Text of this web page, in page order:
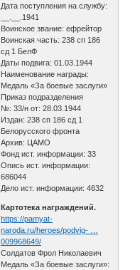
Дата поступления на службу:
__.__.1941
Воинское звание: ефрейтор
Воинская часть: 238 сп 186
сд 1 БелФ
Даты подвига: 01.03.1944
Наименование награды:
Медаль «За боевые заслуги»
Приказ подразделения
№: 33/н от: 28.03.1944
Издан: 238 сп 186 сд 1
Белорусского фронта
Архив: ЦАМО
Фонд ист. информации: 33
Опись ист. информации:
686044
Дело ист. информации: 4632
Картотека награждений.
https://pamyat-
naroda.ru/heroes/podvig- …
009968649/
Солдатов Фрол Николаевич
Медаль «За боевые заслуги»: